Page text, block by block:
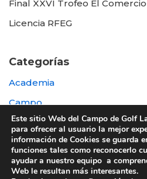
Final XXVI Trofeo El
Licencia RFEG
Categorías
Academia
Campo
Destacada
Otras
Este sitio Web del Campo de Golf
para ofrecer al usuario la mejor
información de Cookies se guarda
funciones tales como reconocerlo
ayudar a nuestro equipo a
Web le resultan más interesantes.